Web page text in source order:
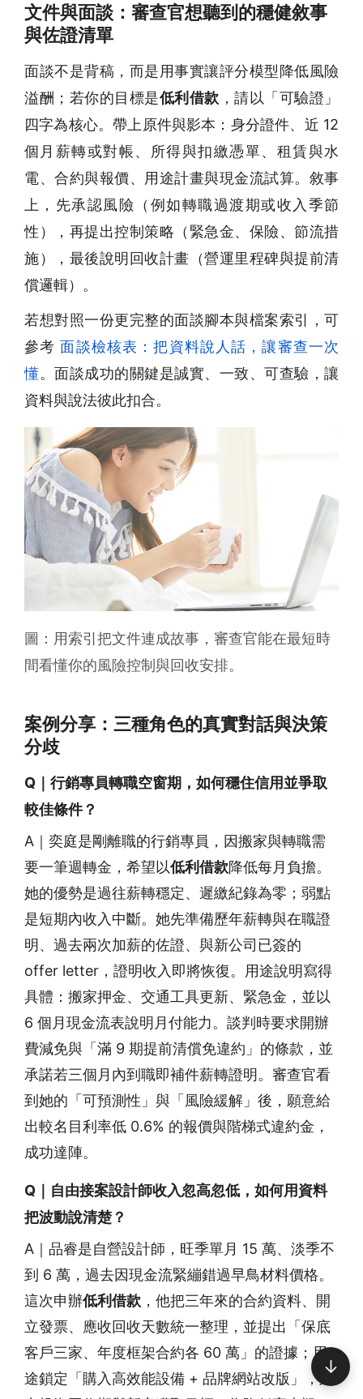
文件與面談：審查官想聽到的穩健敘事
與佐證清單
面談不是背稿，而是用事實讓評分模型降低風險
溢酬；若你的目標是低利借款 ，請以「可驗證」
四字為核心。帶上原件與影本：身分證件、近 12
個月薪轉或對帳、所得與扣繳憑單、租賃與水
電、合約與報價、用途計畫與現金流試算。敘事
上，先承認風險（例如轉職過渡期或收入季節
性），再提出控制策略（緊急金、保險、節流措
施），最後說明回收計畫（營運里程碑與提前清
償邏輯）。
若想對照一份更完整的面談腳本與檔案索引，可
參考面談檢核表：把資料說人話，讓審查一次
懂。面談成功的關鍵是誠實、一致、可查驗，讓
資料與說法彼此扣合。
圖：用索引把文件連成故事，審查官能在最短時
間看懂你的風險控制與回收安排。
案例分享：三種角色的真實對話與決策
分歧
Q｜行銷專員轉職空窗期，如何穩住信用並爭取
較佳條件？
A｜奕庭是剛離職的行銷專員，因搬家與轉職需
要一筆週轉金，希望以低利借款降低每月負擔。
她的優勢是過往薪轉穩定、遲繳紀錄為零；弱點
是短期內收入中斷。她先準備歷年薪轉與在職證
明、過去兩次加薪的佐證、與新公司已簽的
offer letter，證明收入即將恢復。用途說明寫得
具體：搬家押金、交通工具更新、緊急金，並以
6 個月現金流表說明月付能力。談判時要求開辦
費減免與「滿 9 期提前清償免違約」的條款，並
承諾若三個月內到職即補件薪轉證明。審查官看
到她的「可預測性」與「風險緩解」後，願意給
出較名目利率低 0.6% 的報價與階梯式違約金，
成功達陣。
Q｜自由接案設計師收入忽高忽低，如何用資料
把波動說清楚？
A｜品睿是自營設計師，旺季單月 15 萬、淡季不
到 6 萬，過去因現金流緊繃錯過早鳥材料價格。
這次申辦低利借款 ，他把三年來的合約資料、開
立發票、應收回收天數統一整理，並提出「保底
客戶三家、年度框架合約各 60 萬」的證據；用
途鎖定「購入高效能設備 + 品牌網站改版」，列
↓